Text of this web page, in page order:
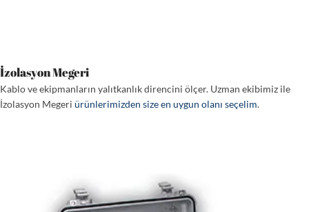
İzolasyon Megeri
Kablo ve ekipmanların yalıtkanlık direncini ölçer. Uzman ekibimiz ile
İzolasyon Megeri ürünlerimizden size en uygun olanı seçelim.